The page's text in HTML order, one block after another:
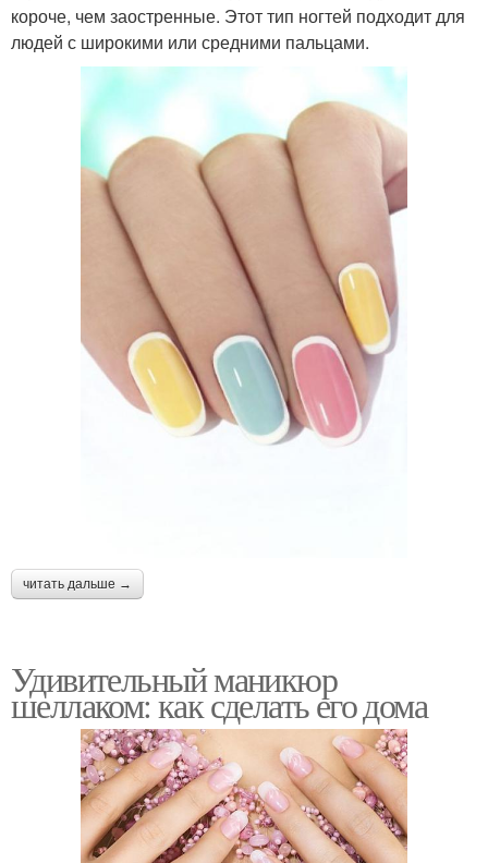
короче, чем заостренные. Этот тип ногтей подходит для
людей с широкими или средними пальцами.
читать дальше →
Удивительный маникюр
шеллаком: как сделать его дома